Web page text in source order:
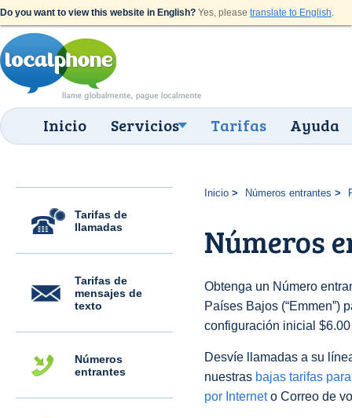
Do you want to view this website in English? Yes, please translate to English.
Inicio Servicios Tarifas Ayuda
Tarifas de
llamadas
Tarifas de
mensajes de
texto
Números
entrantes
Inicio Números entrantes
Números
Obtenga un Número
Países Bajos (“Emmen”)
configuración inicial
Desvíe llamadas a su
nuestras bajas tarifas
por Interneto Correo de